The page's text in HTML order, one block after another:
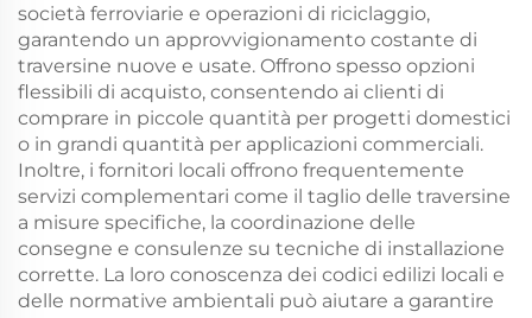
società ferroviarie e operazioni di riciclaggio,
garantendo un approvvigionamento costante di
traversine nuove e usate. Offrono spesso opzioni
flessibili di acquisto, consentendo ai clienti di
comprare in piccole quantità per progetti domestici
o in grandi quantità per applicazioni commerciali.
Inoltre, i fornitori locali offrono frequentemente
servizi complementari come il taglio delle traversine
a misure specifiche, la coordinazione delle
consegne e consulenze su tecniche di installazione
corrette. La loro conoscenza dei codici edilizi locali e
delle normative ambientali può aiutare a garantire